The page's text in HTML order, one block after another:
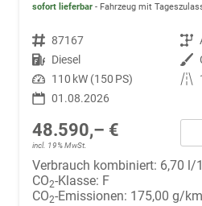
sofort lieferbar Fahrzeug mit
Fahrzeugnr. 87167 Getriebe
Kraftstoff Diesel Außenfarbe
Leistung 110 kW (150 PS) Kilometerstand
01.08.2026
48.590,– €
incl. 19% MwSt.
Verbrauch kombiniert: 6,70 l/
CO2-Klasse: F
CO2-Emissionen: 175,00 g/km